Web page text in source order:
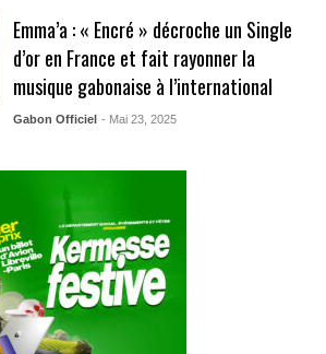
Emma’a : « Encré » décroche un Single
d’or en France et fait rayonner la
musique gabonaise à l’international
Gabon Officiel - Mai 23, 2025